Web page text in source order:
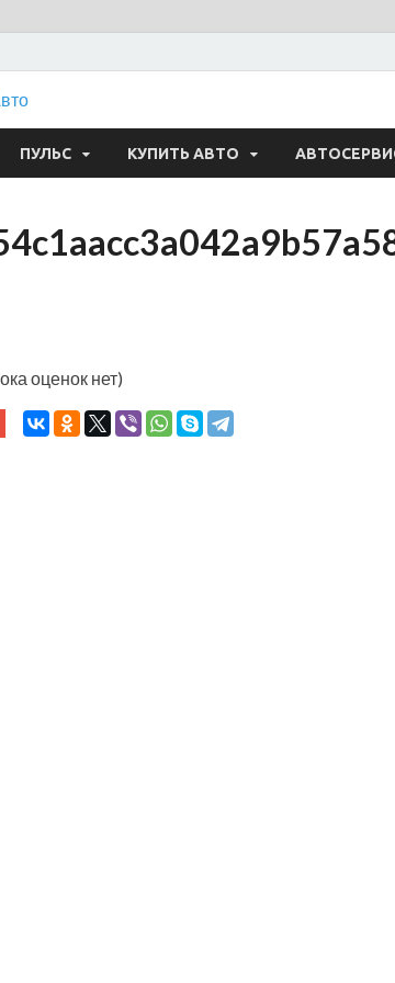
ForPost — Авто
ПУЛЬС КУПИТЬ АВТО
оценок нет)